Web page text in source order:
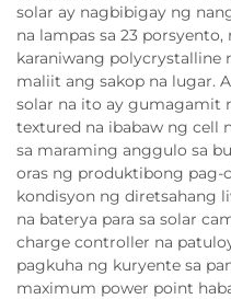
solar ay nagbibigay ng
na lampas sa 23
karaniwang polycrystalline
maliit ang sakop na lugar.
solar na ito ay gumagamit
textured na ibabaw ng cell
sa maraming anggulo sa
oras ng produktibong pag-
kondisyon ng diretsahang
na baterya para sa solar
charge controller na
pagkuha ng kuryente sa
maximum power point